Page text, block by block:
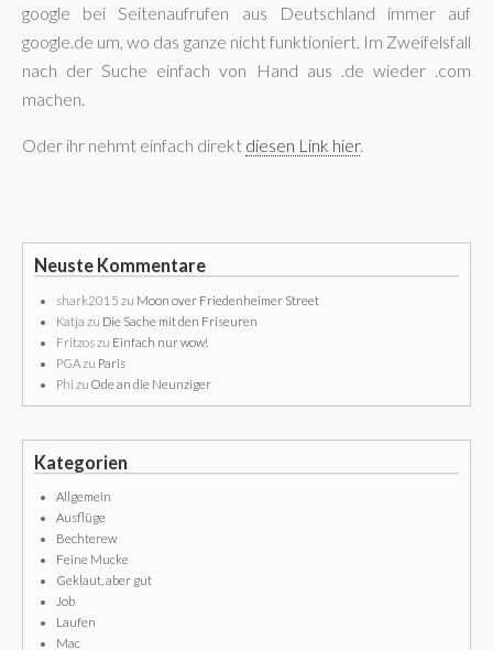
google bei Seitenaufrufen aus Deutschland immer auf
google.de um, wo das ganze nicht funktioniert. Im Zweifelsfall
nach der Suche einfach von Hand aus .de wieder .com
machen.
Oder ihr nehmt einfach direkt diesen Link hier.
Neuste Kommentare
shark2015 zu Moon over Friedenheimer Street
Katja zu Die Sache mit den Friseuren
Fritzoszu Einfach nur wow!
PGAzu Paris
Phi zu Ode an die Neunziger
Kategorien
Allgemein
Ausflüge
Bechterew
Feine Mucke
Geklaut, aber gut
Job
Laufen
Mac